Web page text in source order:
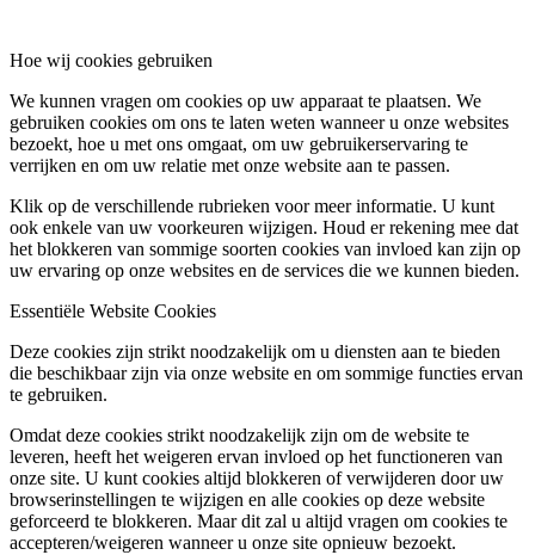
Hoe wij cookies gebruiken
We kunnen vragen om cookies op uw apparaat te plaatsen. We
gebruiken cookies om ons te laten weten wanneer u onze websites
bezoekt, hoe u met ons omgaat, om uw gebruikerservaring te
verrijken en om uw relatie met onze website aan te passen.
Klik op de verschillende rubrieken voor meer informatie. U kunt
ook enkele van uw voorkeuren wijzigen. Houd er rekening mee dat
het blokkeren van sommige soorten cookies van invloed kan zijn op
uw ervaring op onze websites en de services die we kunnen bieden.
Essentiële Website Cookies
Deze cookies zijn strikt noodzakelijk om u diensten aan te bieden
die beschikbaar zijn via onze website en om sommige functies ervan
te gebruiken.
Omdat deze cookies strikt noodzakelijk zijn om de website te
leveren, heeft het weigeren ervan invloed op het functioneren van
onze site. U kunt cookies altijd blokkeren of verwijderen door uw
browserinstellingen te wijzigen en alle cookies op deze website
geforceerd te blokkeren. Maar dit zal u altijd vragen om cookies te
accepteren/weigeren wanneer u onze site opnieuw bezoekt.